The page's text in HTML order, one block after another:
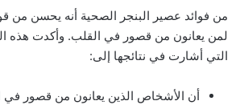
من فوائد عصير البنجر الصحية أنه يحسن من
لمن يعانون من قصور في القلب. وأكدت هذه
التي أشارت في نتائجها إلى:
أن الأشخاص الذين يعانون من قصور